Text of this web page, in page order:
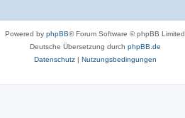
Powered by phpBB® Forum Software © phpBB Limited
Deutsche Übersetzung durch phpBB.de
Datenschutz| Nutzungsbedingungen